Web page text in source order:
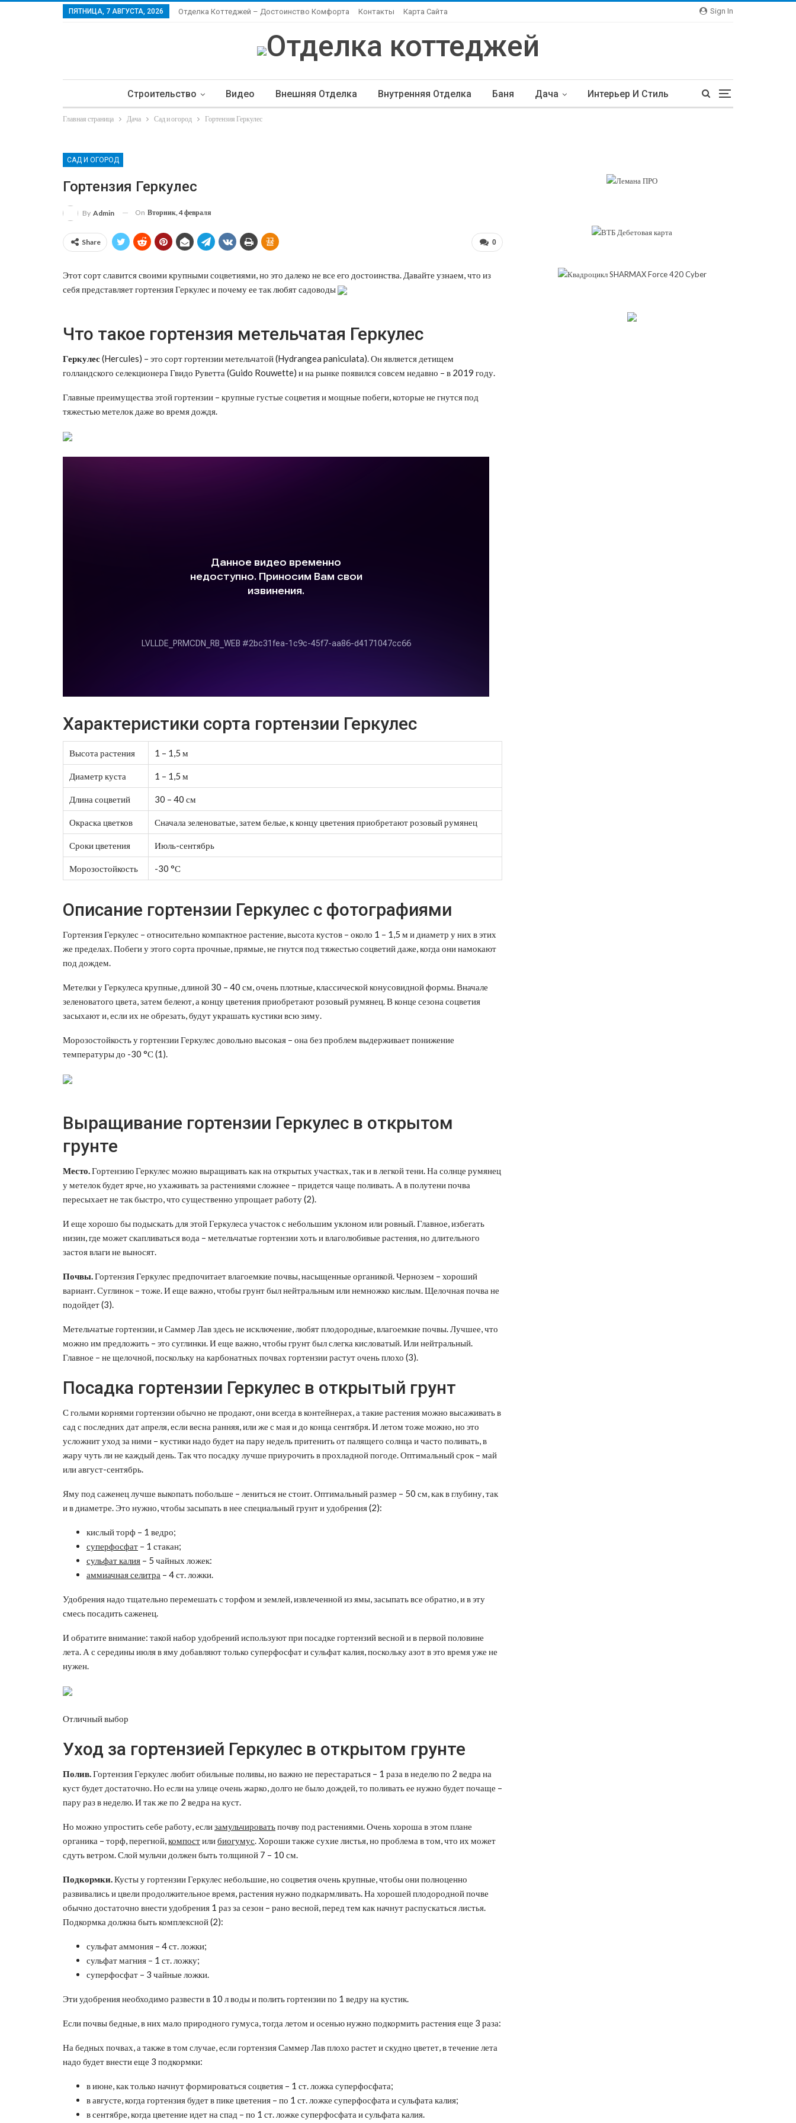
Sign In
ПЯТНИЦА, 7 АВГУСТА, 2026 Отделка Коттеджей – Достоинство Комфорта Контакты Карта Сайта
Строительство Видео Внешняя Отделка Внутренняя Отделка Баня Дача Интерьер И Стиль
Ландшафтный Дизайн
Главная страница Дача Сад и огород Гортензия Геркулес
САД И ОГОРОД
Гортензия Геркулес
By Admin On Вторник, 4 февраля
0
Share
Этот сорт славится своими крупными соцветиями, но это далеко не все его достоинства. Давайте узнаем, что из
себя представляет гортензия Геркулес и почему ее так любят садоводы
Что такое гортензия метельчатая Геркулес
Геркулес(Hercules) – это сорт гортензии метельчатой (Hydrangea paniculata). Он является детищем
голландского селекционера Гвидо Руветта (Guido Rouwette) и на рынке появился совсем недавно – в 2019 году.
Главные преимущества этой гортензии – крупные густые соцветия и мощные побеги, которые не гнутся под
тяжестью метелок даже во время дождя.
Характеристики сорта гортензии Геркулес
Высота растения 1 – 1,5 м
Диаметр куста 1 – 1,5 м
Длина соцветий 30 – 40 см
Окраска цветков Сначала зеленоватые, затем белые, к концу цветения приобретают розовый румянец
Сроки цветения Июль-сентябрь
Морозостойкость -30 °С
Описание гортензии Геркулес с фотографиями
Гортензия Геркулес – относительно компактное растение, высота кустов – около 1 – 1,5 м и диаметр у них в этих
же пределах. Побеги у этого сорта прочные, прямые, не гнутся под тяжестью соцветий даже, когда они намокают
под дождем.
Метелки у Геркулеса крупные, длиной 30 – 40 см, очень плотные, классической конусовидной формы. Вначале
зеленоватого цвета, затем белеют, а концу цветения приобретают розовый румянец. В конце сезона соцветия
засыхают и, если их не обрезать, будут украшать кустики всю зиму.
Морозостойкость у гортензии Геркулес довольно высокая – она без проблем выдерживает понижение
температуры до -30 °С (1).
Выращивание гортензии Геркулес в открытом
грунте
Место.Гортензию Геркулес можно выращивать как на открытых участках, так и в легкой тени. На солнце румянец
у метелок будет ярче, но ухаживать за растениями сложнее – придется чаще поливать. А в полутени почва
пересыхает не так быстро, что существенно упрощает работу (2).
И еще хорошо бы подыскать для этой Геркулеса участок с небольшим уклоном или ровный. Главное, избегать
низин, где может скапливаться вода – метельчатые гортензии хоть и влаголюбивые растения, но длительного
застоя влаги не выносят.
Почвы.Гортензия Геркулес предпочитает влагоемкие почвы, насыщенные органикой. Чернозем – хороший
вариант. Суглинок – тоже. И еще важно, чтобы грунт был нейтральным или немножко кислым. Щелочная почва не
подойдет (3).
Метельчатые гортензии, и Саммер Лав здесь не исключение, любят плодородные, влагоемкие почвы. Лучшее, что
можно им предложить – это суглинки. И еще важно, чтобы грунт был слегка кисловатый. Или нейтральный.
Главное – не щелочной, поскольку на карбонатных почвах гортензии растут очень плохо (3).
Посадка гортензии Геркулес в открытый грунт
С голыми корнями гортензии обычно не продают, они всегда в контейнерах, а такие растения можно высаживать в
сад с последних дат апреля, если весна ранняя, или же с мая и до конца сентября. И летом тоже можно, но это
усложнит уход за ними – кустики надо будет на пару недель притенить от палящего солнца и часто поливать, в
жару чуть ли не каждый день. Так что посадку лучше приурочить в прохладной погоде. Оптимальный срок – май
или август-сентябрь.
Яму под саженец лучше выкопать побольше – лениться не стоит. Оптимальный размер – 50 см, как в глубину, так
и в диаметре. Это нужно, чтобы засыпать в нее специальный грунт и удобрения (2):
кислый торф – 1 ведро;
суперфосфат – 1 стакан;
сульфат калия – 5 чайных ложек:
аммиачная селитра – 4 ст. ложки.
Удобрения надо тщательно перемешать с торфом и землей, извлеченной из ямы, засыпать все обратно, и в эту
смесь посадить саженец.
И обратите внимание: такой набор удобрений используют при посадке гортензий весной и в первой половине
лета. А с середины июля в яму добавляют только суперфосфат и сульфат калия, поскольку азот в это время уже не
нужен.
Отличный выбор
Уход за гортензией Геркулес в открытом грунте
Полив.Гортензия Геркулес любит обильные поливы, но важно не перестараться – 1 раза в неделю по 2 ведра на
куст будет достаточно. Но если на улице очень жарко, долго не было дождей, то поливать ее нужно будет почаще –
пару раз в неделю. И так же по 2 ведра на куст.
Но можно упростить себе работу, еслизамульчироватьпочву под растениями. Очень хороша в этом плане
органика – торф, перегной,компостилибиогумус. Хороши также сухие листья, но проблема в том, что их может
сдуть ветром. Слой мульчи должен быть толщиной 7 – 10 см.
Подкормки.Кусты у гортензии Геркулес небольшие, но соцветия очень крупные, чтобы они полноценно
развивались и цвели продолжительное время, растения нужно подкармливать. На хорошей плодородной почве
обычно достаточно внести удобрения 1 раз за сезон – рано весной, перед тем как начнут распускаться листья.
Подкормка должна быть комплексной (2):
сульфат аммония – 4 ст. ложки;
сульфат магния – 1 ст. ложку;
суперфосфат – 3 чайные ложки.
Эти удобрения необходимо развести в 10 л воды и полить гортензии по 1 ведру на кустик.
Если почвы бедные, в них мало природного гумуса, тогда летом и осенью нужно подкормить растения еще 3 раза:
На бедных почвах, а также в том случае, если гортензия Саммер Лав плохо растет и скудно цветет, в течение лета
надо будет внести еще 3 подкормки:
в июне, как только начнут формироваться соцветия – 1 ст. ложка суперфосфата;
в августе, когда гортензия будет в пике цветения – по 1 ст. ложке суперфосфата и сульфата калия;
в сентябре, когда цветение идет на спад – по 1 ст. ложке суперфосфата и сульфата калия.